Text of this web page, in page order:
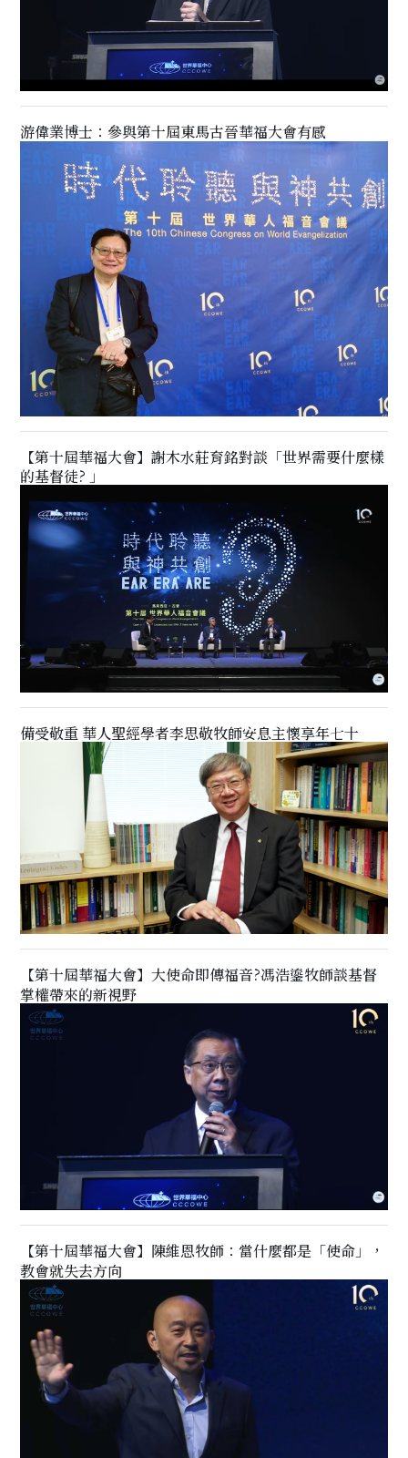
游偉業博士：參與第十屆東馬古晉華福大會有感
【第十屆華福大會】謝木水莊育銘對談「世界需要什麼樣
的基督徒? 」
備受敬重 華人聖經學者李思敬牧師安息主懷享年七十
【第十屆華福大會】大使命即傳福音?馮浩鎏牧師談基督
掌權帶來的新視野
【第十屆華福大會】陳維恩牧師：當什麼都是「使命」，
教會就失去方向